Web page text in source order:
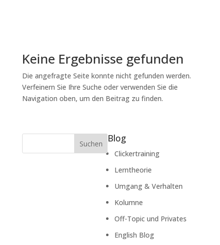
Keine Ergebnisse gefunden
Die angefragte Seite konnte nicht gefunden werden.
Verfeinern Sie Ihre Suche oder verwenden Sie die
Navigation oben, um den Beitrag zu finden.
Suchen Blog
Clickertraining
Lerntheorie
Umgang & Verhalten
Kolumne
Off-Topic und Privates
English Blog